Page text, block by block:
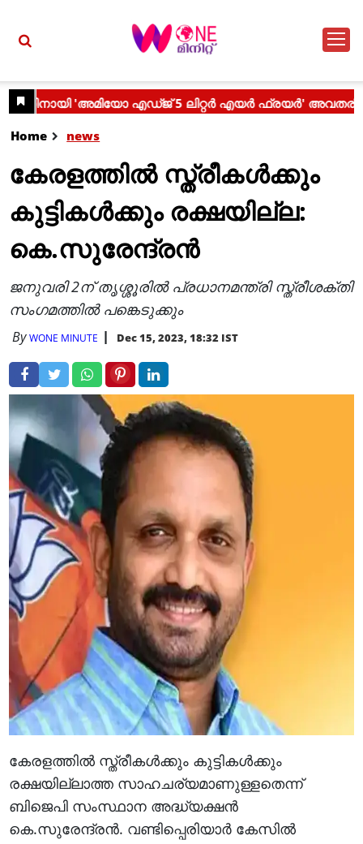
Home news
കേരളത്തിൽ സ്ത്രീകൾക്കും
കുട്ടികൾക്കും രക്ഷയില്ല:
കെ.സുരേന്ദ്രൻ
ജനുവരി 2ന് തൃശ്ശൂരിൽ പ്രധാനമന്ത്രി സ്ത്രീശക്തി
സം​ഗമത്തിൽ പങ്കെടുക്കും
ByWONE MINUTE Dec 15, 2023, 18:32 IST
കേരളത്തിൽ സ്ത്രീകൾക്കും കുട്ടികൾക്കും
രക്ഷയില്ലാത്ത സാഹചര്യമാണുള്ളതെന്ന്
ബിജെപി സംസ്ഥാന അദ്ധ്യക്ഷൻ
കെ.സുരേന്ദ്രൻ. വണ്ടിപ്പെരിയാർ കേസിൽ